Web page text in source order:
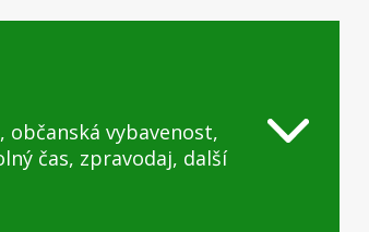
občanská vybavenost,
čas, zpravodaj, další